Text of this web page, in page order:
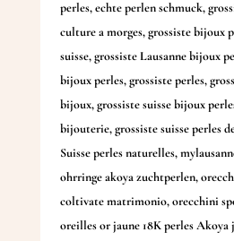
perles,echte perlen schmuck,
culture a morges,grossiste bijoux
suisse,grossiste Lausanne bijoux
bijoux perles,grossiste perles,
bijoux,grossiste suisse bijoux
bijouterie,grossiste suisse perles
Suisse perles naturelles,
ohrringe akoya zuchtperlen,
coltivate matrimonio,orecchini
oreilles or jaune 18K perles Akoya